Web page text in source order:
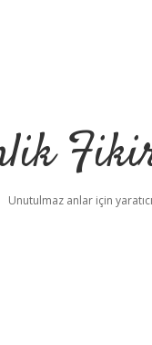
Unutulmaz anlar için